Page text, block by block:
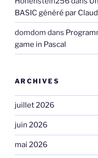
BASIC généré par
domdom dans
game in Pascal
ARCHIVES
juillet 2026
juin 2026
mai 2026